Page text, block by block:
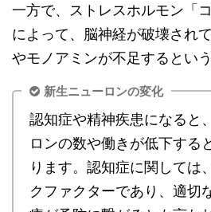
一方で、ストレスホルモン「
によって、脳神経が破壊され
やモノアミンが不足するとい
新生ニューロンの変化
認知症や精神疾患になると
ロンの数や働きが低下する
ります。認知症に関しては
クファクターであり、適切